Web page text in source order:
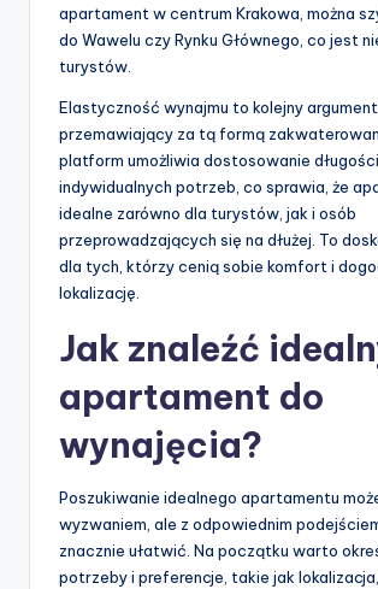
apartament w centrum Krakowa, można
do Wawelu czy Rynku Głównego, co jest
turystów.
Elastyczność wynajmu to kolejny argument
przemawiający za tą formą
platform umożliwia dostosowanie
indywidualnych potrzeb, co sprawia, że
idealne zarówno dla turystów, jak i osób
przeprowadzających się na dłużej. To
dla tych, którzy cenią sobie komfort i
lokalizację.
Jak znaleźć
apartament do
wynajęcia?
Poszukiwanie idealnego apartamentu
wyzwaniem, ale z odpowiednim
znacznie ułatwić. Na początku warto
potrzeby i preferencje, takie jak